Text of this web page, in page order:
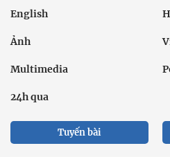
English
Ảnh
Multimedia
24h qua
Tuyến bài